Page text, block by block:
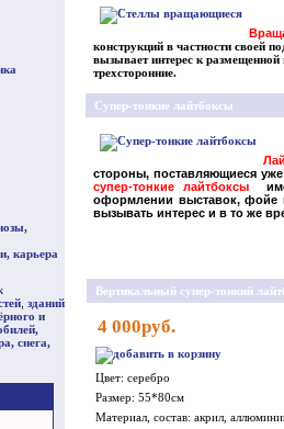
карьера
зданий
и
снега,
конструкций в частности своей
вызывает интерес к
трехсторонние.
Супер-тонкие лайтбоксы
стороны, поставляющиеся
супер-тонкие лайтбоксы
оформлении выставок, фойе
вызывать интерес и в то же
Вертикальный супер-тонкий
4 000руб.
Цвет: серебро
Размер: 55*80см
Материал, состав: акрил,